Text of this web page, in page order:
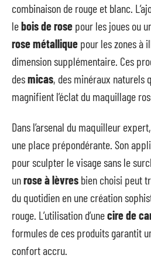
combinaison de rouge et blanc.
lebois de rose pour les joues ou
rose métallique pour les zones à
dimension supplémentaire. Ces
desmicas, des minéraux naturels
magnifient l’éclat du maquillage
Dans l’arsenal du maquilleur
une place prépondérante. Son
pour sculpter le visage sans le
unrose à lèvres bien choisi peut
du quotidien en une création
rouge. L’utilisation d’unecire de
formules de ces produits garantit
confort accru.